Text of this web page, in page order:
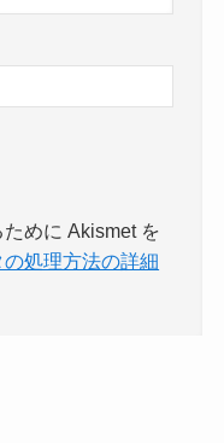
めに Akismet を
処理方法の詳細